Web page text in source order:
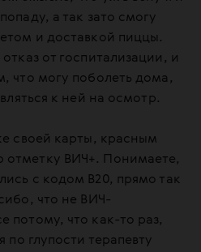
а так зато смогу
и доставкой пиццы.
от госпитализации, и
что могу поболеть дома,
к ней на осмотр.
своей карты, красным
ВИЧ+. Понимаете,
с кодом В20, прямо так
что не ВИЧ-
потому, что как-то раз,
по глупости терапевту